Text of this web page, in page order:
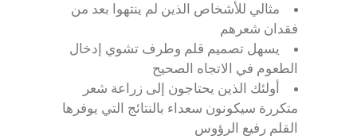
مثالي للأشخاص الذين لم ينتهوا بعد من
فقدان شعرهم
يسهل تصميم قلم وطرف تشوي إدخال
الطعوم في الاتجاه الصحيح
أولئك الذين يحتاجون إلى زراعة شعر
متكررة سيكونون سعداء بالنتائج التي يوفرها
القلم رفيع الرؤوس